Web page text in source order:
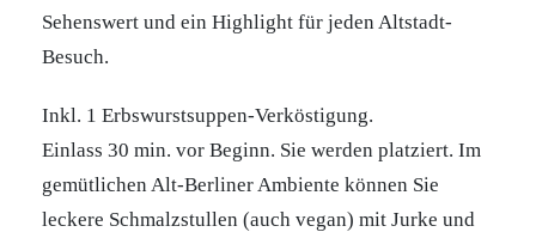
Sehenswert und ein Highlight für jeden Altstadt-
Besuch.
Inkl. 1 Erbswurstsuppen-Verköstigung.
Einlass 30 min. vor Beginn. Sie werden platziert. Im
gemütlichen Alt-Berliner Ambiente können Sie
leckere Schmalzstullen (auch vegan) mit Jurke und